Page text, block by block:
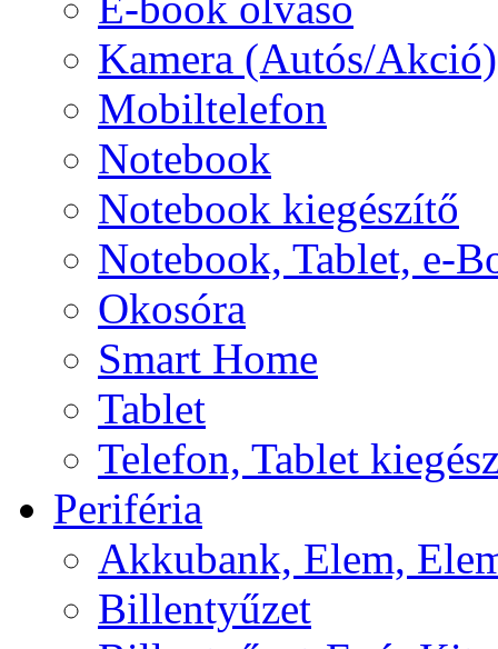
Kamera (Autós/Akció)
Mobiltelefon
Notebook
Notebook kiegészítő
Notebook, Tablet, e-
Okosóra
Smart Home
Tablet
Telefon, Tablet
Periféria
Akkubank, Elem,
Billentyűzet